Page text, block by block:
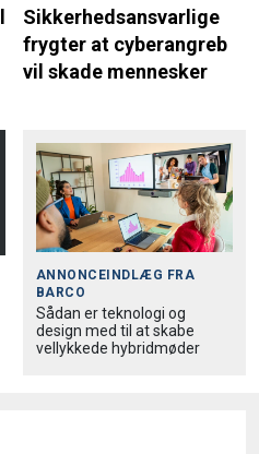
Sikkerhedsansvarlige
frygter at cyberangreb
vil skade mennesker
ANNONCEINDLÆG FRA
BARCO
Sådan er teknologi og
design med til at skabe
vellykkede hybridmøder